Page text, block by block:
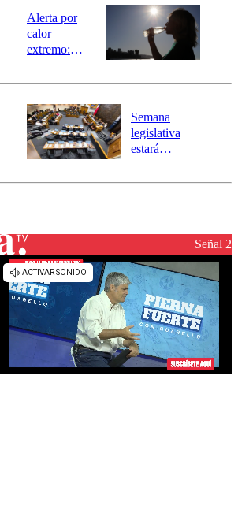
epicentro
Alerta por
calor
extremo:
activa Alerta
Preventiva en
tres comunas
Semana
legislativa
estará
el fin de la
reconstrucciónSeñal 2